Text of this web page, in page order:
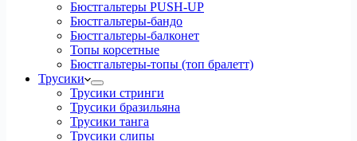
Бюстгальтеры PUSH-UP
Бюстгальтеры-бандо
Бюстгальтеры-балконет
Топы корсетные
Бюстгальтеры-топы (топ бралетт)
Трусики
Трусики стринги
Трусики бразильяна
Трусики танга
Трусики слипы